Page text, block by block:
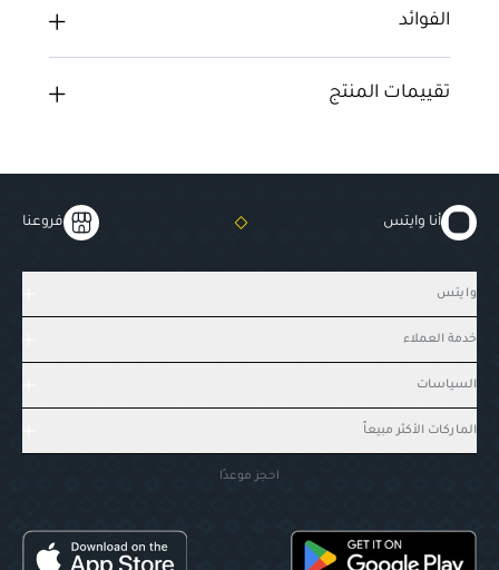
الفوائد
تقييمات المنتج
أنا وايتس فروعنا
وايتس
خدمة العملاء
السياسات
الماركات الأكثر مبيعاً
احجز موعدًا